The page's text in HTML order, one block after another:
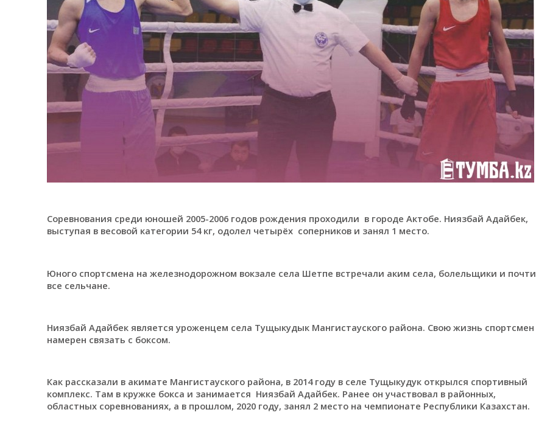
Соревнования среди юношей 2005-2006 годов рождения проходили в городе Актобе. Ниязбай Адайбек,
выступая в весовой категории 54 кг, одолел четырёх соперников и занял 1 место.
Юного спортсмена на железнодорожном вокзале села Шетпе встречали аким села, болельщики и почти
все сельчане.
Ниязбай Адайбек является уроженцем села Тущыкудык Мангистауского района. Свою жизнь спортсмен
намерен связать с боксом.
Как рассказали в акимате Мангистауского района, в 2014 году в селе Тущыкудук открылся спортивный
комплекс. Там в кружке бокса и занимается Ниязбай Адайбек. Ранее он участвовал в районных,
областных соревнованиях, а в прошлом, 2020 году, занял 2 место на чемпионате Республики Казахстан.